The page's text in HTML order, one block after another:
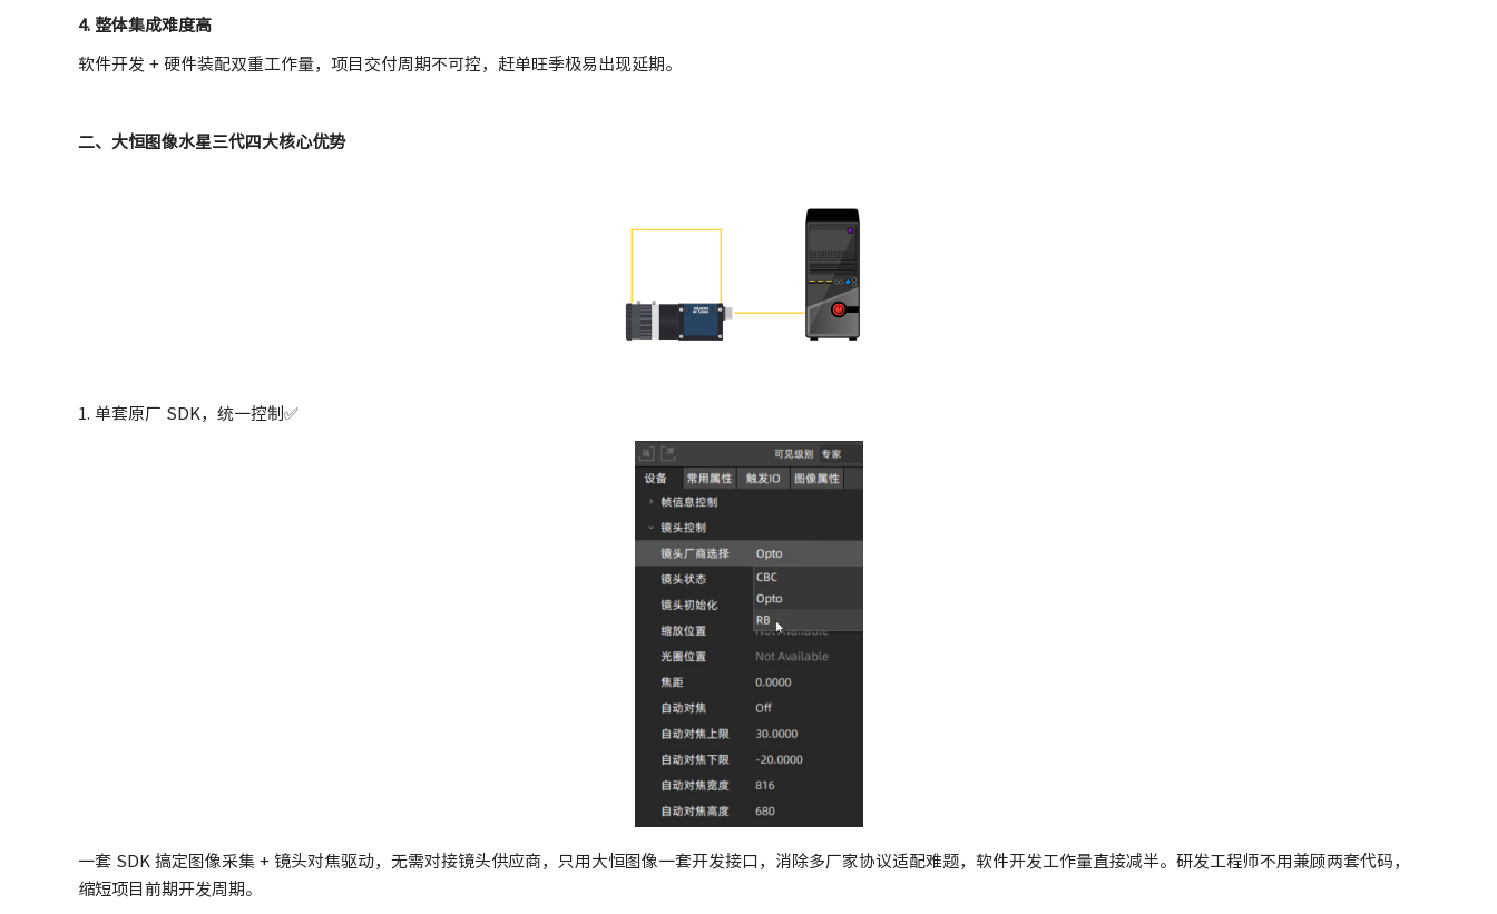
4. 整体集成难度高
软件开发 + 硬件装配双重工作量，项目交付周期不可控，赶单旺季极易出现延期。
二、大恒图像水星三代四大核心优势
1. 单套原厂 SDK，统一控制✅
一套 SDK 搞定图像采集 + 镜头对焦驱动，无需对接镜头供应商，只用大恒图像一套开发接口，消除多厂家协议适配难题，软件开发工作量直接减半。研发工程师不用兼顾两套代码，
缩短项目前期开发周期。